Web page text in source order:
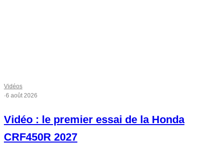
Vidéos
·6 août 2026
Vidéo : le premier essai de la Honda
CRF450R 2027